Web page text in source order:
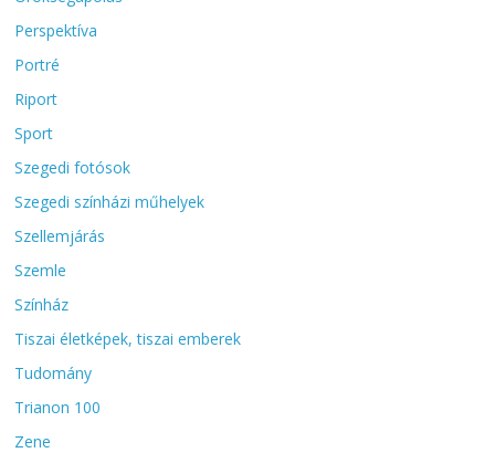
Perspektíva
Portré
Riport
Sport
Szegedi fotósok
Szegedi színházi műhelyek
Szellemjárás
Szemle
Színház
Tiszai életképek, tiszai emberek
Tudomány
Trianon 100
Zene